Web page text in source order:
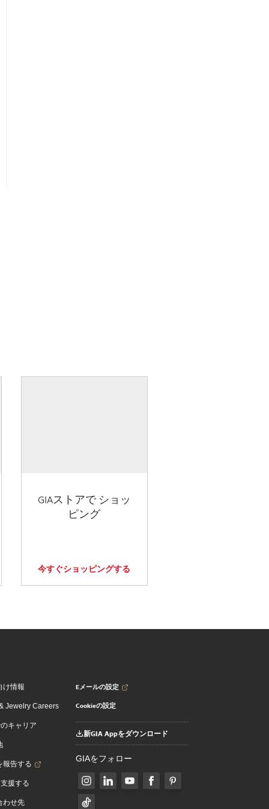
GIAストアで ショッ
ピング
今すぐショッピングする
け情報
Jewelry Careers
キャリア
報告する
援する
わせ先
Eメールの設定
Cookieの設定
新GIA Appをダウンロード
GIAをフォロー